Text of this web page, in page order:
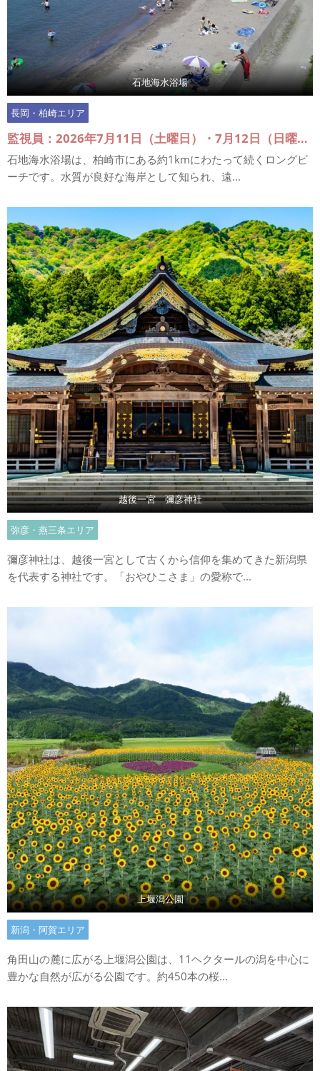
石地海水浴場
長岡・柏崎エリア
監視員：2026年7月11日（土曜日）・7月12日（日曜日）、7月18日（土曜日）～7月20日（月曜日）、7月25日（土曜日）・7月26日（日曜日）、8月1日（土曜日）・8月2日（日曜日）、8月6日（土曜日）～8月16日（日曜日）
石地海水浴場は、柏崎市にある約1kmにわたって続くロングビ
ーチです。水質が良好な海岸として知られ、遠...
越後一宮 彌彦神社
弥彦・燕三条エリア
彌彦神社は、越後一宮として古くから信仰を集めてきた新潟県
を代表する神社です。「おやひこさま」の愛称で...
上堰潟公園
新潟・阿賀エリア
角田山の麓に広がる上堰潟公園は、11ヘクタールの潟を中心に
豊かな自然が広がる公園です。約450本の桜...